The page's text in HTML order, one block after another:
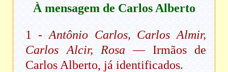
À mensagem de Carlos Alberto
1 - Antônio Carlos, Carlos Almir,
Carlos Alcir, Rosa — Irmãos de
Carlos Alberto, já identificados.